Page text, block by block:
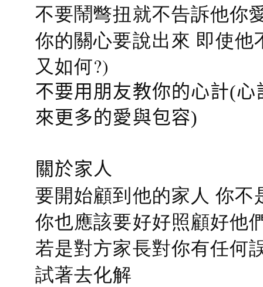
不要鬧彆扭就不告訴他你
你的關心要說出來 即使
又如何?)
不要用朋友教你的心計(
來更多的愛與包容)
關於家人
要開始顧到他的家人 你
你也應該要好好照顧好他
若是對方家長對你有任何
試著去化解